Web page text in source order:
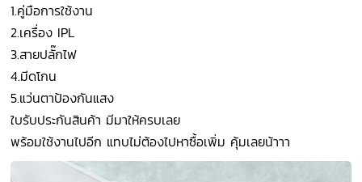
1.คู่มือการใช้งาน
2.เครื่อง IPL
3.สายปลั๊กไฟ
4.มีดโกน
5.แว่นตาป้องกันแสง
ใบรับประกันสินค้า มีมาให้ครบเลย
พร้อมใช้งานไปอีก แทบไม่ต้องไปหาซื้อเพิ่ม คุ้มเลยน้าาา